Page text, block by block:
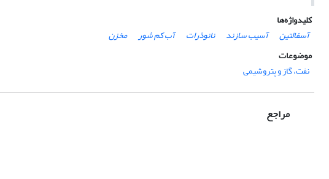
کلیدواژه‌ها
آسفالتین
آسیب سازند نانوذرات آب کم شور
مخزن
موضوعات
نفت، گاز و پتروشیمی
مراجع